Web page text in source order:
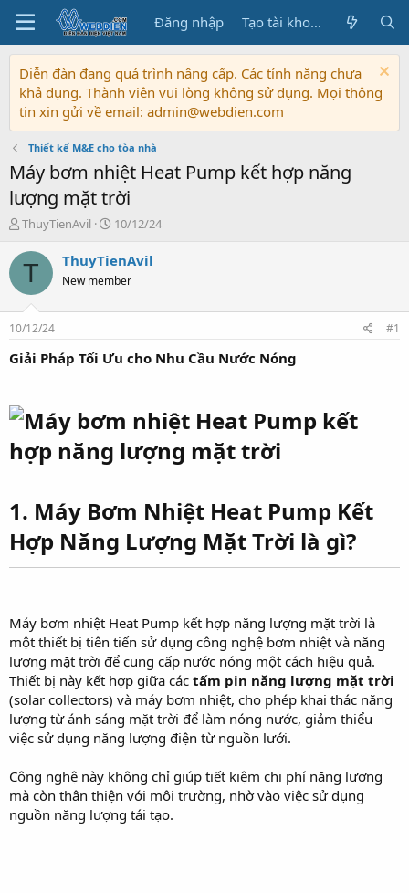
Đăng nhập Tạo tài khoản
Diễn đàn đang quá trình nâng cấp. Các tính năng chưa
khả dụng. Thành viên vui lòng không sử dụng. Mọi thông
tin xin gửi về email: admin@webdien.com
Thiết kế M&E cho tòa nhà
Máy bơm nhiệt Heat Pump kết hợp năng
lượng mặt trời
T
r
a
s
t
a
e
r
ThuyTienAvil
N
à
y
b
ầ
10/12/24
T ThuyTienAvil
New member
10/12/24 #1
Giải Pháp Tối Ưu cho Nhu Cầu Nước Nóng
1. Máy Bơm Nhiệt Heat Pump Kết
Hợp Năng Lượng Mặt Trời là gì?
Máy bơm nhiệt Heat Pump kết hợp năng lượng mặt trời là
một thiết bị tiên tiến sử dụng công nghệ bơm nhiệt và năng
lượng mặt trời để cung cấp nước nóng một cách hiệu quả.
Thiết bị này kết hợp giữa các tấm pin năng lượng mặt trời
(solar collectors) và máy bơm nhiệt, cho phép khai thác năng
lượng từ ánh sáng mặt trời để làm nóng nước, giảm thiểu
việc sử dụng năng lượng điện từ nguồn lưới.
Công nghệ này không chỉ giúp tiết kiệm chi phí năng lượng
mà còn thân thiện với môi trường, nhờ vào việc sử dụng
nguồn năng lượng tái tạo.